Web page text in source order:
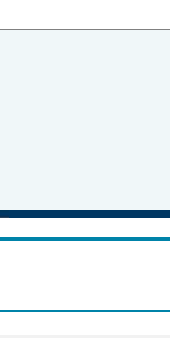
i es fan
- eSAM